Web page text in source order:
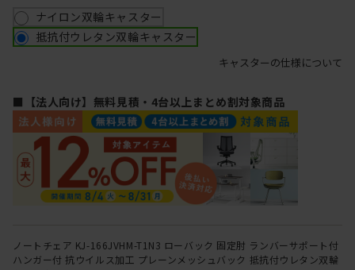
ナイロン双輪キャスター
抵抗付ウレタン双輪キャスター
キャスターの仕様について
■【法人向け】無料見積・4台以上まとめ割対象商品
ノートチェア KJ-166JVHM-T1N3 ローバック 固定肘 ランバーサポート付
ハンガー付 抗ウイルス加工 プレーンメッシュバック 抵抗付ウレタン双輪